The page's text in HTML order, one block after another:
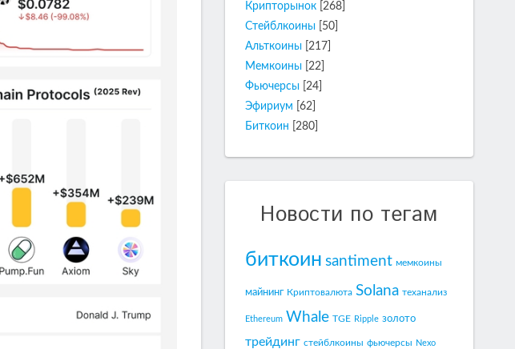
Крипторынок [268]
Стейблкоины
[50]
Альткоины [217]
Мемкоины [22]
Фьючерсы [24]
Эфириум
[62]
Биткоин
[280]
Новости по тегам
биткоин santiment мемкоины
майнинг Криптовалюта Solana теханализ
Ethereum Whale TGE Ripple золото
трейдинг стейблкоины фьючерсы Nexo